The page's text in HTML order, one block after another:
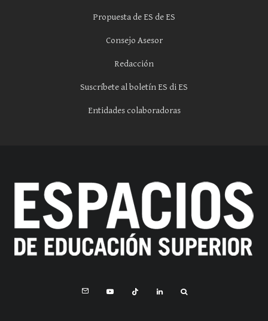
Propuesta de ES de ES
Consejo Asesor
Redacción
Suscríbete al boletín ES di ES
Entidades colaboradoras